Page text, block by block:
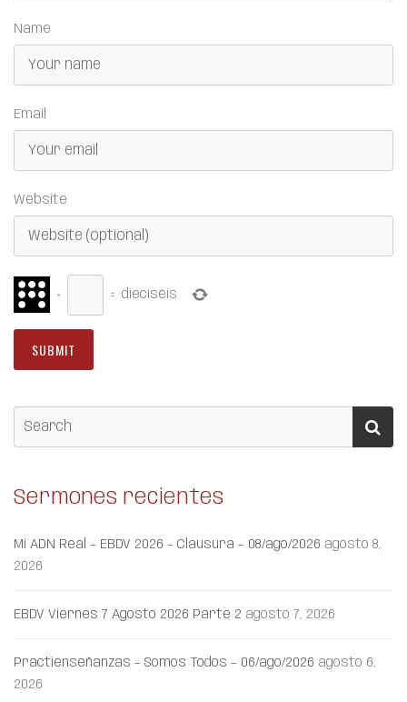
Name
Email
Website
× = dieciséis
Sermones recientes
Mi ADN Real – EBDV 2026 – Clausura – 08/ago/2026 agosto 8,
2026
EBDV Viernes 7 Agosto 2026 Parte 2 agosto 7, 2026
Practienseñanzas – Somos Todos – 06/ago/2026 agosto 6,
2026